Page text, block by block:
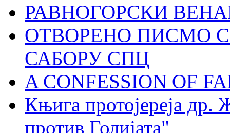
РАВНОГОРСКИ
ОТВОРЕНО ПИСМО
САБОРУ СПЦ
A CONFESSION OF
Књига протојереја др.
против Голијата"